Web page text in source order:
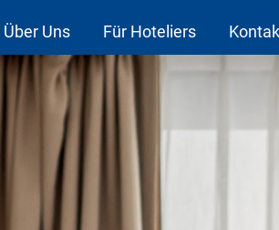
Über Uns Für Hoteliers